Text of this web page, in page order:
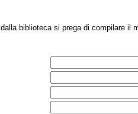
dalla biblioteca si prega di compilare il